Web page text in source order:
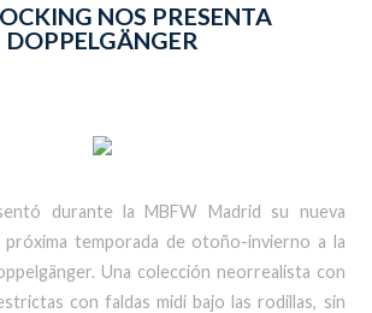
NOS PRESENTA
DOPPELGÄNGER
durante la MBFW Madrid su nueva
próxima temporada de otoño-invierno a la
Una colección neorrealista con
con faldas midi bajo las rodillas, sin